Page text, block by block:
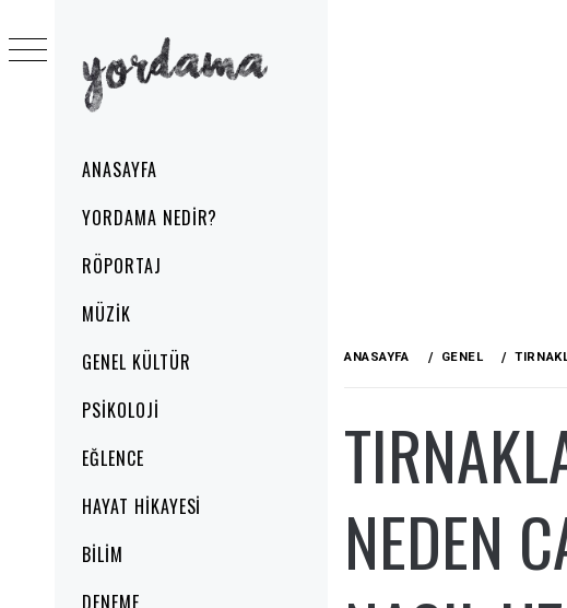
YORDAMA
MenuANASAYFA
YORDAMA NEDIR?
RÖPORTAJ
MÜZIK
GENEL KÜLTÜR
PSIKOLOJI
EĞLENCE
HAYAT HIKAYESI
BILIM
DENEME
to
content
ANASAYFA GENEL
NEDEN